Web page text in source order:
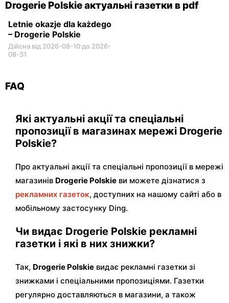
Drogerie Polskie актуальні газетки в pdf
Letnie okazje dla każdego
– Drogerie Polskie
Дійсна від 2026-08-10 до 2026-
08-31
FAQ
Які актуальні акції та спеціальні
пропозиції в магазинах мережі Drogerie
Polskie?
Про актуальні акції та спеціальні пропозиції в мережі
магазинів Drogerie Polskie ви можете дізнатися з
рекламних газеток, доступних на нашому сайті або в
мобільному застосунку Ding.
Чи видає Drogerie Polskie рекламні
газетки і які в них знижки?
Так, Drogerie Polskie видає рекламні газетки зі
знижками і спеціальними пропозиціями. Газетки
регулярно доставляються в магазини, а також